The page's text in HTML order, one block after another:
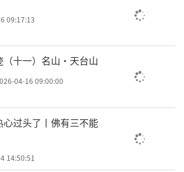
09:17:13
（十一）名山·天台山
04-16 09:00:00
过头了丨佛有三不能
14:50:51